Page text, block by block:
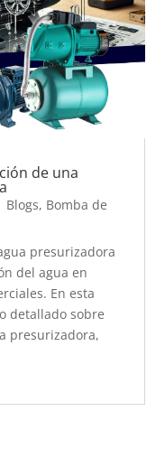
de una
Blogs, Bomba de
presurizadora
del agua en
En esta
detallado sobre
presurizadora,